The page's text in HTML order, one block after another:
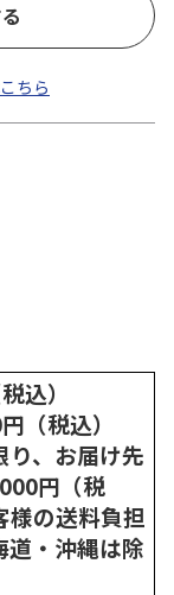
ちら
込）
（税込）
り、お届け先
円（税
様の送料負担
道・沖縄は除